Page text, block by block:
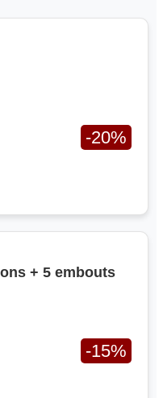
-20%
+ 5 embouts
-15%